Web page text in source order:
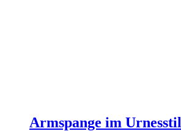
Armspange im Urnesstil